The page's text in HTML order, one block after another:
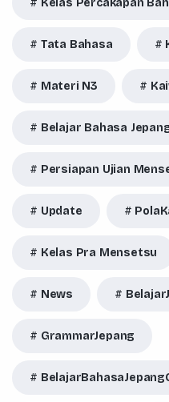
Tata Bahasa
Materi N3
Belajar Bahasa
Persiapan Ujian
Update
Kelas Pra Mensetsu
News
GrammarJepang